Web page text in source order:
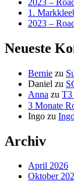
1.
2023 –
Neueste
Bernie zu
Daniel zu
Anna zu T3
3 Monate
Ingo zu
Archiv
April 2026
Oktober